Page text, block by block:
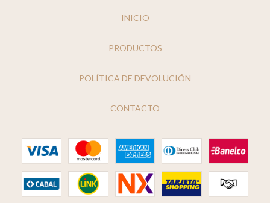
INICIO
PRODUCTOS
POLÍTICA DE DEVOLUCIÓN
CONTACTO